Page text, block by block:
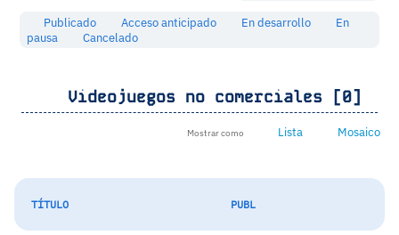
Publicado Acceso anticipado En desarrollo
En
pausa
Cancelado
Videojuegos no comerciales [0]
Mostrar como Lista Mosaico
TÍTULO PUBL